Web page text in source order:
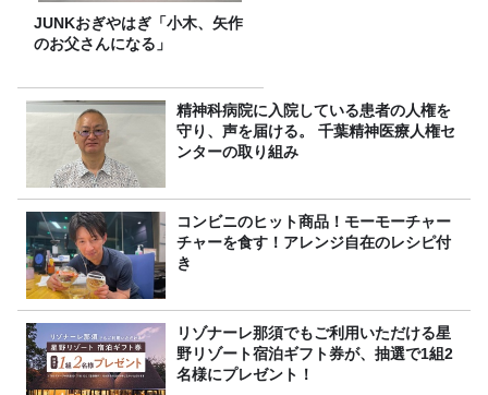
JUNKおぎやはぎ「小木、矢作
のお父さんになる」
精神科病院に入院している患者の人権を
守り、声を届ける。 千葉精神医療人権セ
ンターの取り組み
コンビニのヒット商品！モーモーチャー
チャーを食す！アレンジ自在のレシピ付
き
リゾナーレ那須でもご利用いただける星
野リゾート宿泊ギフト券が、抽選で1組2
名様にプレゼント！